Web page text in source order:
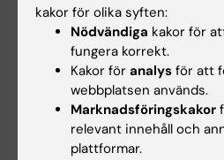
Publikation
HPA axis dysregulation in
hypersexual disorder.
Chatzittofis A, Arver S,
Nordström P, Jokinen J
Jan;63():247-53
kakor för olika syften:
Nödvändiga kakor för
fungera korrekt.
Kakor för analys för att
webbplatsen används.
Marknadsföringskakor
relevant innehåll och
plattformar.